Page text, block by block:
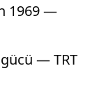
1969 —
— TRT